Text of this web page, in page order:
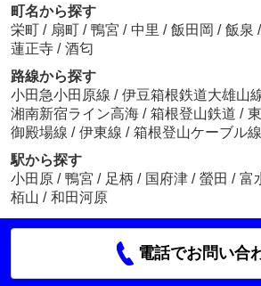
町名から探す
栄町 / 扇町 / 鴨宮 / 中里 / 飯田岡 / 飯泉 /
蓮正寺 / 酒匂
路線から探す
小田急小田原線 / 伊豆箱根鉄道大雄山
湘南新宿ライン高海 / 箱根登山鉄道 /
御殿場線 / 伊東線 / 箱根登山ケーブル線
駅から探す
小田原 / 鴨宮 / 足柄 / 国府津 / 螢田 / 富
栢山 / 和田河原
電話でお問い合